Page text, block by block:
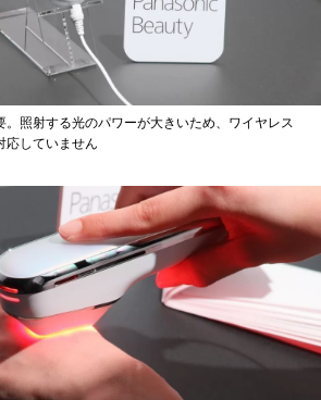
照射する光のパワーが大きいため、ワイヤレス
応していません